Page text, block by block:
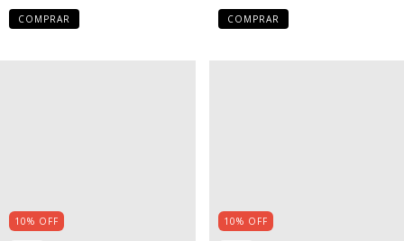
COMPRAR COMPRAR
10% OFF 10% OFF